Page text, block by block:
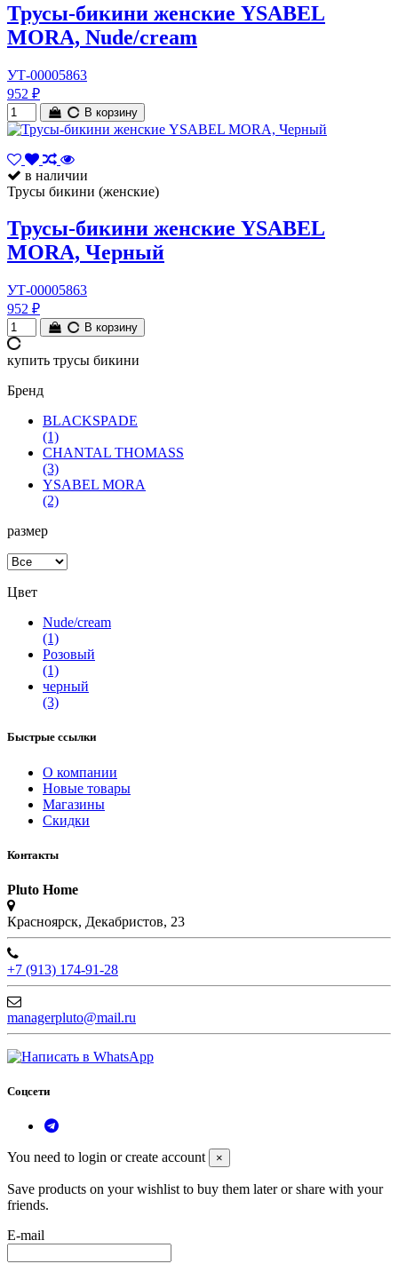
Трусы-бикини женские YSABEL
MORA, Nude/cream
УТ-00005863
952 ₽
В корзину
в наличии
Трусы бикини (женские)
Трусы-бикини женские YSABEL
MORA, Черный
УТ-00005863
952 ₽
В корзину
купить трусы бикини
Бренд
BLACKSPADE
(1)
CHANTAL THOMASS
(3)
YSABEL MORA
(2)
размер
Цвет
Nude/cream
(1)
Розовый
(1)
черный
(3)
Быстрые ссылки
О компании
Новые товары
Магазины
Скидки
Контакты
Pluto Home
Красноярск, Декабристов, 23
+7 (913) 174-91-28
managerpluto@mail.ru
Соцсети
You need to login or create account ×
Save products on your wishlist to buy them later or share with your
friends.
E-mail